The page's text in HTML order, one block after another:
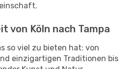
von Köln nach Tampa
so viel zu bieten hat: von
einzigartigen Traditionen bis